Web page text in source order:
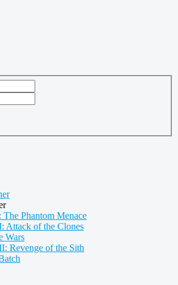
The Phantom Menace
Attack of the Clones
Wars
Revenge of the Sith